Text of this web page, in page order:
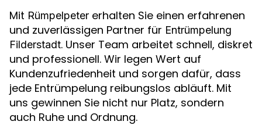
Mit Rümpelpeter erhalten Sie einen erfahrenen
und zuverlässigen Partner für Entrümpelung
Filderstadt. Unser Team arbeitet schnell, diskret
und professionell. Wir legen Wert auf
Kundenzufriedenheit und sorgen dafür, dass
jede Entrümpelung reibungslos abläuft. Mit
uns gewinnen Sie nicht nur Platz, sondern
auch Ruhe und Ordnung.